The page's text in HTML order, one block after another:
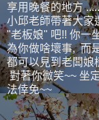
享用晚餐的地方 .....
小邱老師帶著大家
"老板娘" 吧!! 你一
為你做啥壞事, 而
都可以見到老闆娘
對著你微笑~~ 坐
法倖免~~